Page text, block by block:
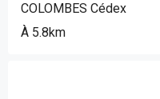
COLOMBES Cédex
À 5.8km